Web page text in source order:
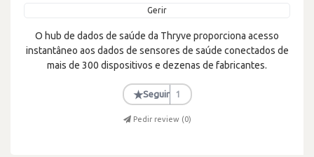
Gerir
O hub de dados de saúde da Thryve proporciona acesso
instantâneo aos dados de sensores de saúde conectados de
mais de 300 dispositivos e dezenas de fabricantes.
★Seguir 1
Pedir review (0)